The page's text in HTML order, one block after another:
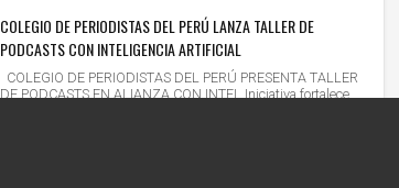
COLEGIO DE PERIODISTAS DEL PERÚ LANZA TALLER DE
PODCASTS CON INTELIGENCIA ARTIFICIAL
COLEGIO DE PERIODISTAS DEL PERÚ PRESENTA TALLER
DE PODCASTS EN ALIANZA CON INTEL Iniciativa fortalece